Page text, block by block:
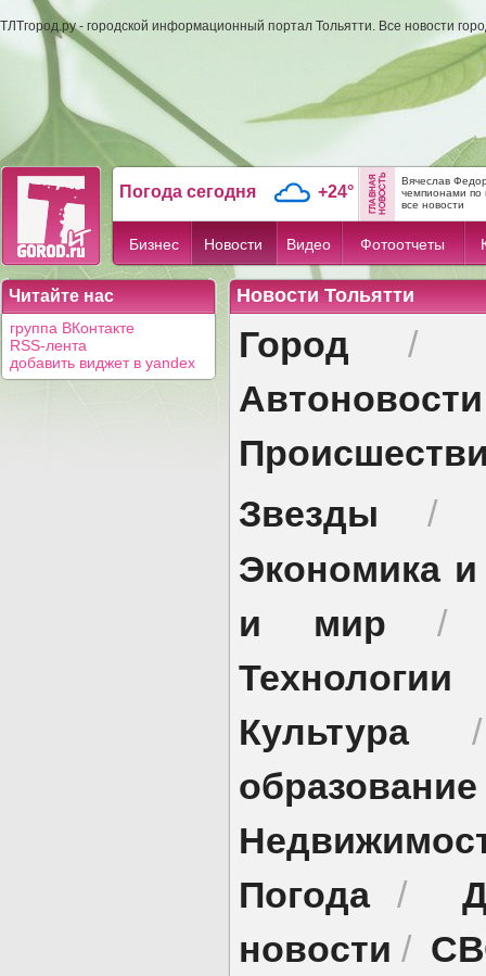
ТЛТгород.ру - городской информационный портал Тольятти. Все новости
Погода сегодня +24°
Вячеслав
чемпионами по
все новости
Бизнес Новости Видео Фотоотчеты
Читайте нас
группа ВКонтакте
RSS-лента
добавить виджет в yandex
Новости Тольятти
Город /
Автоновости
Звезды /
Экономика
и мир
Технологии
Культура
образование
Погода/
новости /